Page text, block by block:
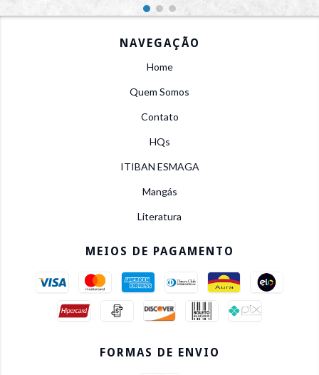
NAVEGAÇÃO
Home
Quem Somos
Contato
HQs
ITIBAN ESMAGA
Mangás
Literatura
MEIOS DE PAGAMENTO
FORMAS DE ENVIO